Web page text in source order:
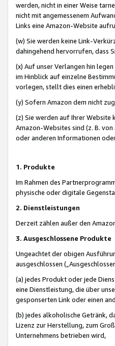
werden, nicht in einer Weise
nicht mit angemessenem
Links eine Amazon-Website
(w) Sie werden keine Link-
dahingehend hervorrufen, dass
(x) Auf unser Verlangen hin
im Hinblick auf einzelne
vorlegen, stellt dies einen
(y) Sofern Amazon dem nicht
(z) Sie werden auf Ihrer
Amazon-Websites sind (z. B.
oder anderen Informationen
1. Produkte
Im Rahmen des
physische oder digitale
2. Dienstleistungen
Derzeit zählen außer den
3. Ausgeschlossene Produkte
Ungeachtet der obigen
ausgeschlossen
(a) jedes Produkt oder jede
eine Dienstleistung, die über
gesponserten Link oder einen
(b) jedes alkoholische Getränk,
Lizenz zur Herstellung, zum
Unternehmens betrieben wird,